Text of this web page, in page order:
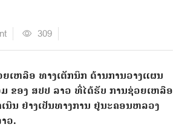
309
ຍເຫລືອ ທາງເຕັກນິກ ດ້ານການວາງແຜນ
ຂອງ ສປປ ລາວ ທີ່ໄດ້ຮັບ ການຊ່ວຍເຫລືອ
ນີນ ຢ່າງເປັນທາງການ ຢູ່ນະຄອນຫລວງ
ວ.